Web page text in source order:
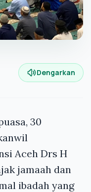
Dengarkan
30
Aceh Drs H
jamaah dan
ibadah yang